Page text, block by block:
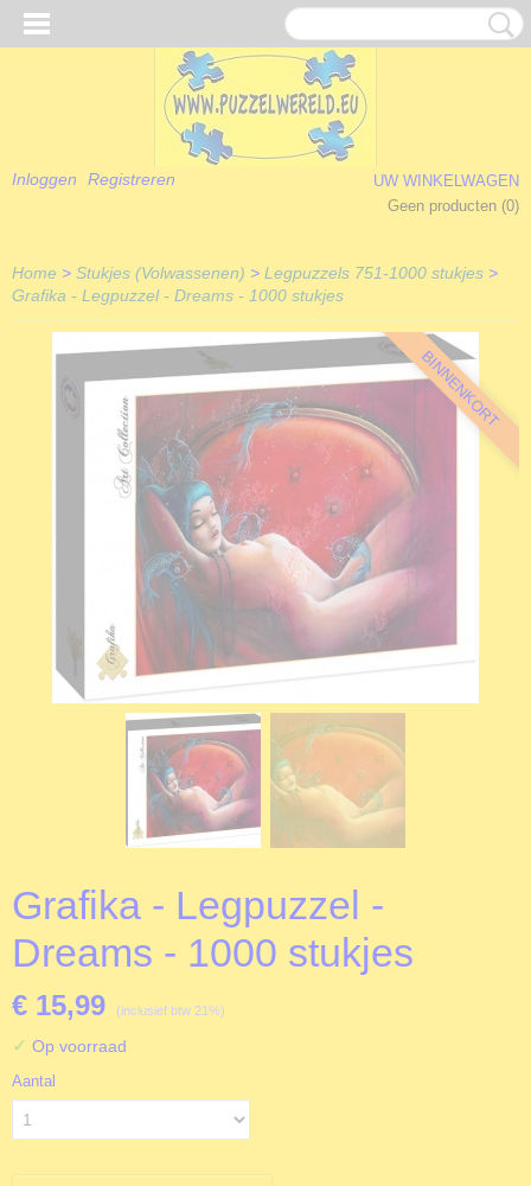
Inloggen Registreren
UW WINKELWAGEN
Geen producten (0)
Home > Stukjes (Volwassenen) > Legpuzzels 751-1000 stukjes >
Grafika - Legpuzzel - Dreams - 1000 stukjes
BINNENKORT
Grafika - Legpuzzel -
Dreams - 1000 stukjes
€ 15,99 (inclusief btw 21%)
✓ Op voorraad
Aantal